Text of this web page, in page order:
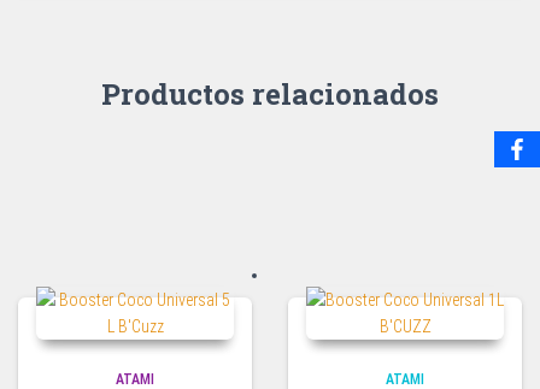
Productos relacionados
ATAMI ATAMI